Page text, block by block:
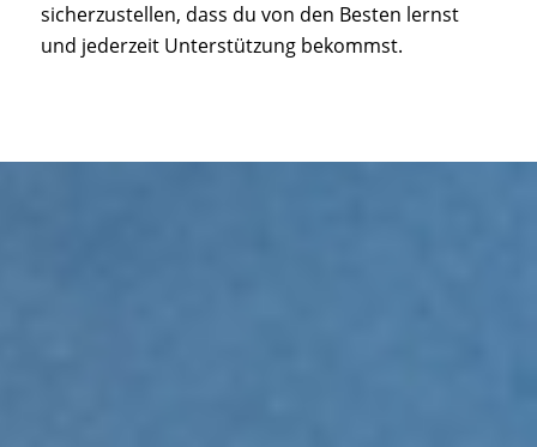
sicherzustellen, dass du von den Besten lernst
und jederzeit Unterstützung bekommst.